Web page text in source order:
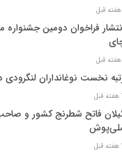
فراخوان دومین جشنواره
نخست نوغانداران لنگرودی
فاتح شطرنج کشور و